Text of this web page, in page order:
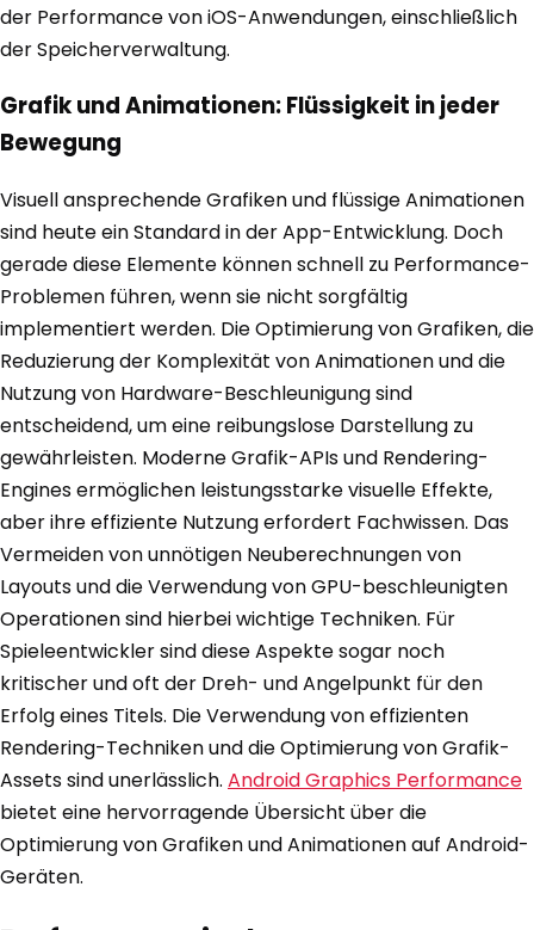
der Performance von iOS-Anwendungen, einschließlich
der Speicherverwaltung.
Grafik und Animationen: Flüssigkeit in jeder
Bewegung
Visuell ansprechende Grafiken und flüssige Animationen
sind heute ein Standard in der App-Entwicklung. Doch
gerade diese Elemente können schnell zu Performance-
Problemen führen, wenn sie nicht sorgfältig
implementiert werden. Die Optimierung von Grafiken, die
Reduzierung der Komplexität von Animationen und die
Nutzung von Hardware-Beschleunigung sind
entscheidend, um eine reibungslose Darstellung zu
gewährleisten. Moderne Grafik-APIs und Rendering-
Engines ermöglichen leistungsstarke visuelle Effekte,
aber ihre effiziente Nutzung erfordert Fachwissen. Das
Vermeiden von unnötigen Neuberechnungen von
Layouts und die Verwendung von GPU-beschleunigten
Operationen sind hierbei wichtige Techniken. Für
Spieleentwickler sind diese Aspekte sogar noch
kritischer und oft der Dreh- und Angelpunkt für den
Erfolg eines Titels. Die Verwendung von effizienten
Rendering-Techniken und die Optimierung von Grafik-
Assets sind unerlässlich. Android Graphics Performance
bietet eine hervorragende Übersicht über die
Optimierung von Grafiken und Animationen auf Android-
Geräten.